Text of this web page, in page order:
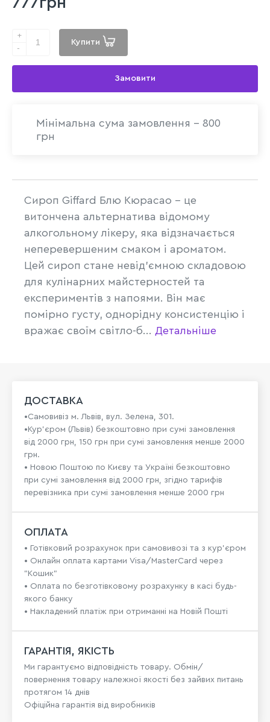
+
-
Купити
Замовити
Мінімальна сума замовлення - 800
грн
Сироп Giffard Блю Кюрасао - це
витончена альтернатива відомому
алкогольному лікеру, яка відзначається
неперевершеним смаком і ароматом.
Цей сироп стане невід'ємною складовою
для кулінарних майстерностей та
експериментів з напоями. Він має
помірно густу, однорідну консистенцію і
вражає своїм світло-б... Детальніше
ДОСТАВКА
•Самовивіз м. Львів, вул. Зелена, 301.
•Кур'єром (Львів) безкоштовно при сумі замовлення
від 2000 грн, 150 грн при сумі замовлення менше 2000
грн.
• Новою Поштою по Києву та Україні безкоштовно
при сумі замовлення від 2000 грн, згідно тарифів
перевізника при сумі замовлення менше 2000 грн
ОПЛАТА
• Готівковий розрахунок при самовивозі та з кур’єром
• Онлайн оплата картами Visa/MasterCard через
"Кошик"
• Оплата по безготівковому розрахунку в касі будь-
якого банку
• Накладений платіж при отриманні на Новій Пошті
ГАРАНТІЯ, ЯКІСТЬ
Ми гарантуємо відповідність товару. Обмін/
повернення товару належної якості без зайвих питань
протягом 14 днів
Офіційна гарантія від виробників